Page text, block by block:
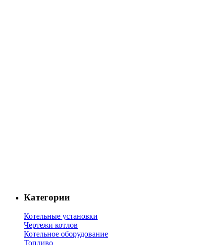
Категории
Котельные установки
Чертежи котлов
Котельное оборудование
Топливо